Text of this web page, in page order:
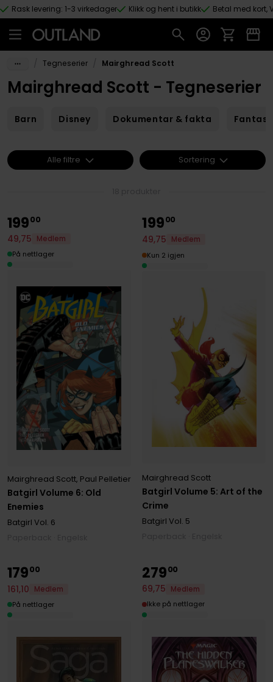
Hopp til hovedinnhold
Rask levering: 1-3 virkedager Klikk og hent i butikk Betal med kort,
Tegneserier Mairghread Scott
Mairghread Scott - Tegneserier
Barn Disney Dokumentar & fakta Fantasy
Batgirl Volume 6: Old
Enemies
Mairghread Scott, Paul Pelletier
Batgirl Vol. 6
19900
49,75
Medlem
På nettlager
Batgirl Volume 5: Art of the
Crime
Mairghread Scott
Batgirl Vol. 5
19900
49,75
Medlem
Kun 2 igjen
17900
161,10
Medlem
På nettlager
27900
69,75
Medlem
Ikke på nettlager
Alle filtre Sortering